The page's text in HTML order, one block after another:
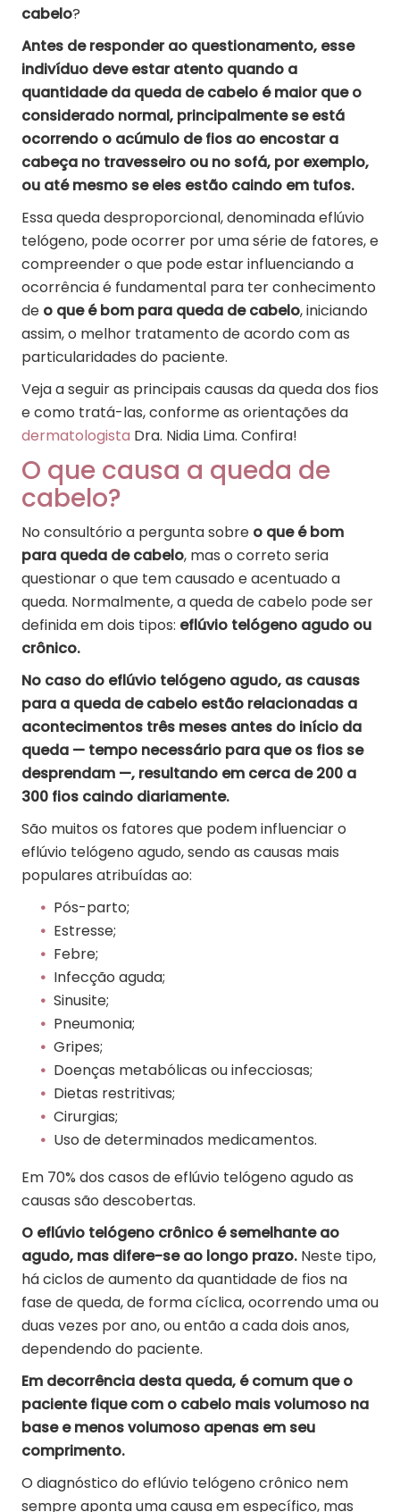
cabelo?
Antes de responder ao questionamento, esse
indivíduo deve estar atento quando a
quantidade da queda de cabelo é maior que o
considerado normal, principalmente se está
ocorrendo o acúmulo de fios ao encostar a
cabeça no travesseiro ou no sofá, por exemplo,
ou até mesmo se eles estão caindo em tufos.
Essa queda desproporcional, denominada eflúvio
telógeno, pode ocorrer por uma série de fatores, e
compreender o que pode estar influenciando a
ocorrência é fundamental para ter conhecimento
de o que é bom para queda de cabelo, iniciando
assim, o melhor tratamento de acordo com as
particularidades do paciente.
Veja a seguir as principais causas da queda dos fios
e como tratá-las, conforme as orientações da
dermatologista Dra. Nidia Lima. Confira!
O que causa a queda de
cabelo?
No consultório a pergunta sobre o que é bom
para queda de cabelo, mas o correto seria
questionar o que tem causado e acentuado a
queda. Normalmente, a queda de cabelo pode ser
definida em dois tipos: eflúvio telógeno agudo ou
crônico.
No caso do eflúvio telógeno agudo, as causas
para a queda de cabelo estão relacionadas a
acontecimentos três meses antes do início da
queda — tempo necessário para que os fios se
desprendam —, resultando em cerca de 200 a
300 fios caindo diariamente.
São muitos os fatores que podem influenciar o
eflúvio telógeno agudo, sendo as causas mais
populares atribuídas ao:
Pós-parto;
Estresse;
Febre;
Infecção aguda;
Sinusite;
Pneumonia;
Gripes;
Doenças metabólicas ou infecciosas;
Dietas restritivas;
Cirurgias;
Uso de determinados medicamentos.
Em 70% dos casos de eflúvio telógeno agudo as
causas são descobertas.
O eflúvio telógeno crônico é semelhante ao
agudo, mas difere-se ao longo prazo. Neste tipo,
há ciclos de aumento da quantidade de fios na
fase de queda, de forma cíclica, ocorrendo uma ou
duas vezes por ano, ou então a cada dois anos,
dependendo do paciente.
Em decorrência desta queda, é comum que o
paciente fique com o cabelo mais volumoso na
base e menos volumoso apenas em seu
comprimento.
O diagnóstico do eflúvio telógeno crônico nem
sempre aponta uma causa em específico, mas